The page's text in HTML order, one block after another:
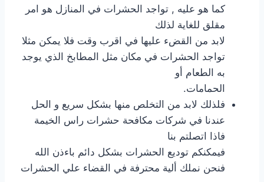
كما هو عليه , تواجد الحشرات في المنازل هو امر
مقلق للغاية لذلك
لابد من القضء عليها في اقرب وقت فلا يمكن مثلا
تواجد الحشرات في مكان مثل المطابخ الذي يوجد
به الطعام أو
الحمامات.
فلذلك لابد من التخلص منها بشكل سريع و الحل
عندنا في شركات مكافحة حشرات راس الخيمة
فاذا اتصلتم بنا
فيمكنكم توديع الحشرات بشكل دائم باءذن الله
فنحن نملك ألية محترفة في القضاء علي الحشرات